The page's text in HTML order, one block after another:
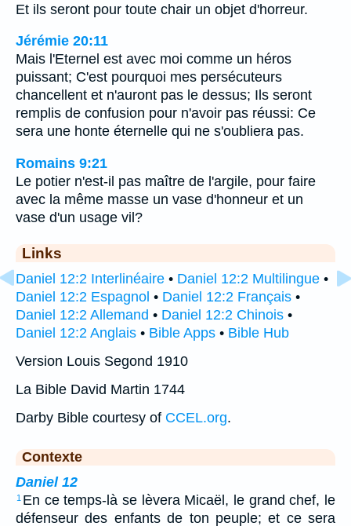
Et ils seront pour toute chair un objet d'horreur.
Jérémie 20:11
Mais l'Eternel est avec moi comme un héros
puissant; C'est pourquoi mes persécuteurs
chancellent et n'auront pas le dessus; Ils seront
remplis de confusion pour n'avoir pas réussi: Ce
sera une honte éternelle qui ne s'oubliera pas.
Romains 9:21
Le potier n'est-il pas maître de l'argile, pour faire
avec la même masse un vase d'honneur et un
vase d'un usage vil?
Links
Daniel 12:2 Interlinéaire • Daniel 12:2 Multilingue •
Daniel 12:2 Espagnol • Daniel 12:2 Français •
Daniel 12:2 Allemand • Daniel 12:2 Chinois •
Daniel 12:2 Anglais • Bible Apps • Bible Hub
Version Louis Segond 1910
La Bible David Martin 1744
Darby Bible courtesy of CCEL.org.
Contexte
Daniel 12
1 En ce temps-là se lèvera Micaël, le grand chef, le
défenseur des enfants de ton peuple; et ce sera